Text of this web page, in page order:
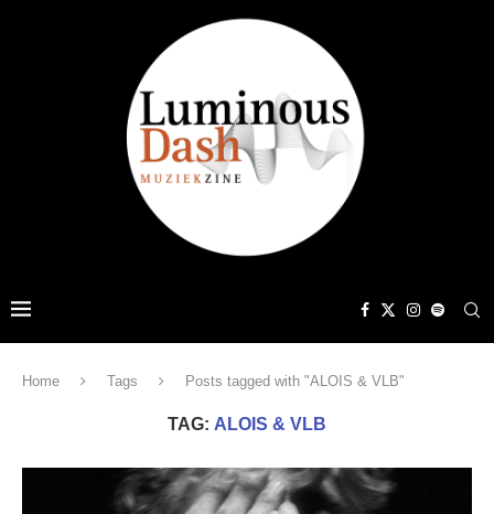
Home Tags Posts tagged with "ALOIS & VLB"
TAG: ALOIS & VLB